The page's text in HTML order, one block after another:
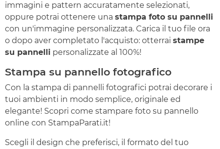
immagini e pattern accuratamente selezionati,
oppure potrai ottenere una stampa foto su pannelli
con un'immagine personalizzata. Carica il tuo file ora
o dopo aver completato l'acquisto: otterrai stampe
su pannelli personalizzate al 100%!
Stampa su pannello fotografico
Con la stampa di pannelli fotografici potrai decorare i
tuoi ambienti in modo semplice, originale ed
elegante! Scopri come stampare foto su pannello
online con StampaParati.it!
Scegli il design che preferisci, il formato del tuo